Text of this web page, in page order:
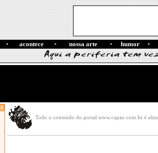
acontece nossa arte humor
Todo o conteúdo do portal www.capao.com.br é